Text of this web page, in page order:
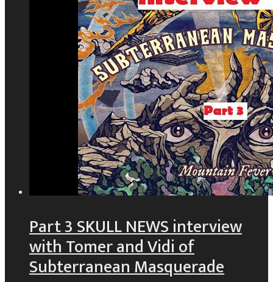
Part 3 SKULL NEWS interview
with Tomer and Vidi of
Subterranean Masquerade